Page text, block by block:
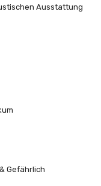
Ausstattung
Gefährlich